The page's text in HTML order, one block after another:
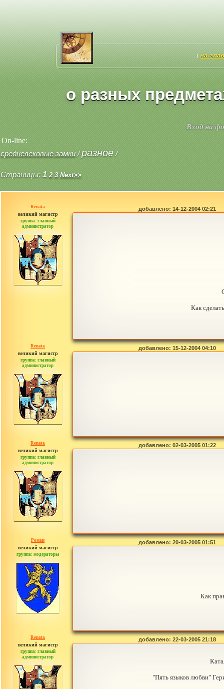
[ на
о разных
Вход на
On-line:
средневековые замки/разное/
Страницы: 1 2 3 Next>>
Renata
великий магистр
группа: главный
администратор
сообщений: 2765
добавлено: 14-12-2004 02:21
Как
Renata
великий магистр
группа: главный
администратор
сообщений: 2765
добавлено: 15-12-2004 04:10
Renata
великий магистр
группа: главный
администратор
сообщений: 2765
добавлено: 02-03-2005 01:22
Роман
великий магистр
группа: модераторы
сообщений: 1557
добавлено: 20-03-2005 01:51
Как
Renata
великий магистр
группа: главный
администратор
сообщений: 2765
добавлено: 22-03-2005 21:18
"Пять языков любви"